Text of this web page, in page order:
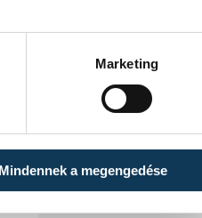
Marketing
Mindennek a megengedése
Egy furcsa
az Év
mutatjuk!
A Balatoni Kör
hirdette meg az év
amelyre minden
vendéglátóhely 44
hely nyert...
KÖZÉLET